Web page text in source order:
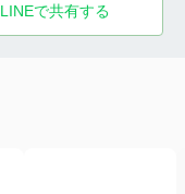
LINEで共有する